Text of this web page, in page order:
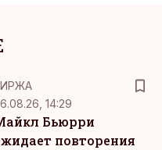
14:29
Бьюрри
повторения